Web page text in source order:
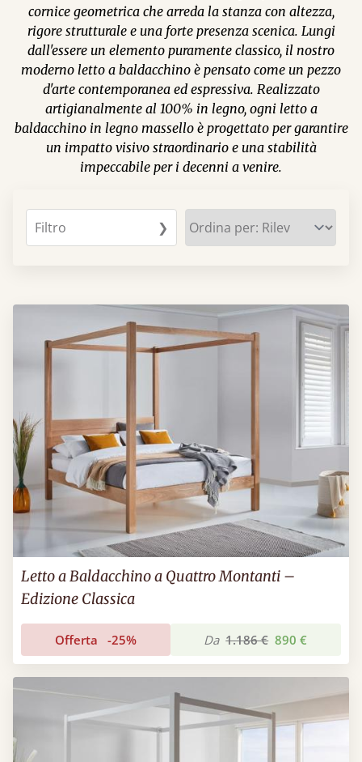
cornice geometrica che arreda la stanza con altezza,
rigore strutturale e una forte presenza scenica. Lungi
dall'essere un elemento puramente classico, il nostro
moderno letto a baldacchino è pensato come un pezzo
d'arte contemporanea ed espressiva. Realizzato
artigianalmente al 100% in legno, ogni letto a
baldacchino in legno massello è progettato per garantire
un impatto visivo straordinario e una stabilità
impeccabile per i decenni a venire.
Filtro ❯
Letto a Baldacchino a Quattro Montanti –
Edizione Classica
Offerta -25% Da 1.186 € 890 €